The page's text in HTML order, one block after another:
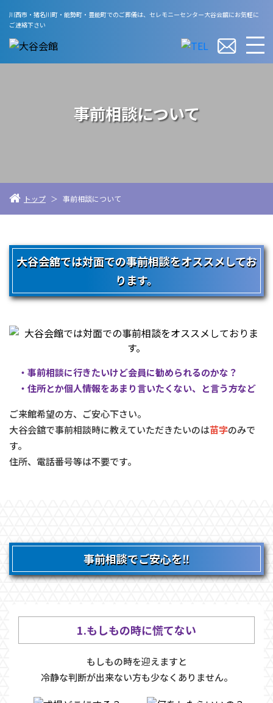
川西市・猪名川町・能勢町・豊能町でのご葬儀は、 セレモニーセンター大谷会舘にお気軽に
ご連絡下さい
事前相談について
トップ ＞ 事前相談について
大谷会舘では対面での事前相談をオススメしてお
ります。
・事前相談に行きたいけど会員に勧められるのかな？
・住所とか個人情報をあまり言いたくない、と言う方など
ご来館希望の方、ご安心下さい。
大谷会舘で事前相談時に教えていただきたいのは苗字のみで
す。
住所、電話番号等は不要です。
事前相談でご安心を‼
1.もしもの時に慌てない
もしもの時を迎えますと
冷静な判断が出来ない方も少なくありません。